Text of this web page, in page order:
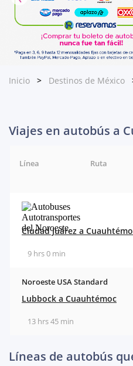
Inicio Destinos de México
Viajes en autobús a
Línea Ruta
Ciudad Juárez a
9 hrs 0 min
Noroeste USA Standard
Lubbock a Cuauhtémoc
13 hrs 45 min
Líneas de autobús